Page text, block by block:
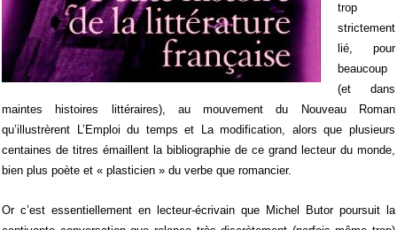
trop
strictement
lié, pour
beaucoup
(et dans
maintes histoires littéraires), au mouvement du Nouveau Roman
qu’illustrèrent
L’Emploi du temps et La modification, alors que plusieurs
centaines de titres émaillent la bibliographie de ce grand lecteur du monde,
bien plus poète et « plasticien » du verbe que romancier.
Or c’est essentiellement en lecteur-écrivain que Michel Butor poursuit la